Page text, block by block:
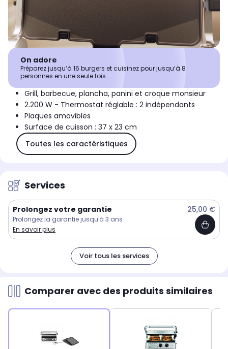
On adore
Préparez jusqu‘à 16 burgers et cuisinez pour jusqu‘à 8
personnes en une seule fois.
Grill, barbecue, plancha, panini et croque monsieur
2.200 W - Thermostat réglable : 2 indépendants
Plaques amovibles
Surface de cuisson : 37 x 23 cm
Toutes les caractéristiques
Services
Prolongez votre garantie 25,00 €
Prolongez la garantie jusqu'à 3 ans
En savoir plus
Voir tous les services
Comparer avec des produits similaires